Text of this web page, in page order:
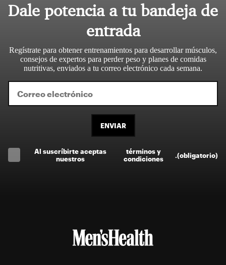
Dale potencia a tu bandeja de
entrada
Regístrate para obtener entrenamientos para desarrollar músculos,
consejos de expertos para perder peso y planes de comidas
nutritivas, enviados a tu correo electrónico cada semana.
ENVIAR
Al suscríbirte aceptas
nuestros
términos y
condiciones
(obligatorio)